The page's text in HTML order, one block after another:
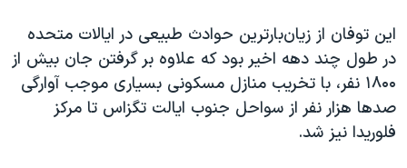
صفحه‌های ویژه
سفر پرزیدنت ترامپ به چین
این توفان از زیان‌بارترین حوادث طبیعی در ایالات متحده
در طول چند دهه اخیر بود که علاوه بر گرفتن جان بیش از
۱۸۰۰ نفر، با تخریب منازل مسکونی بسیاری موجب آوارگی
صدها هزار نفر از سواحل جنوب ایالت تگزاس تا مرکز
فلوریدا نیز شد.